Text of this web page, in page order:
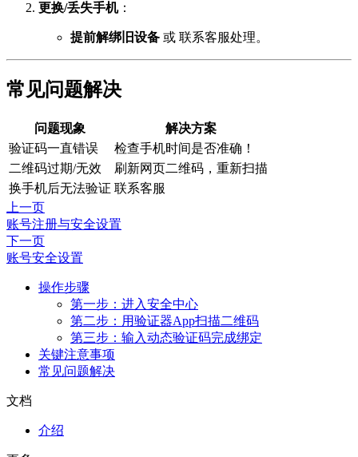
更换/丢失手机：
提前解绑旧设备 或 联系客服处理。
常见问题解决
问题现象
解决方案
验证码一直错误
检查手机时间是否准确！
二维码过期/无效
刷新网页二维码，重新扫描
换手机后无法验证 联系客服
上一页
账号注册与安全设置
下一页
账号安全设置
操作步骤
第一步：进入安全中心
第二步：用验证器App扫描二维码
第三步：输入动态验证码完成绑定
关键注意事项
常见问题解决
文档
介绍